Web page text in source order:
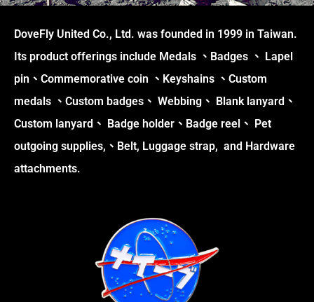
DoveFly United Co., Ltd. was founded in 1999 in Taiwan.
Its product offerings include Medals 、Badges 、 Lapel
pin、Commemorative coin 、Keyshains 、Custom
medals 、Custom badges、 Webbing、 Blank lanyard、
Custom lanyard、 Badge holder、Badge reel、 Pet
outgoing supplies,、Belt, Luggage strap, and Hardware
attachments.